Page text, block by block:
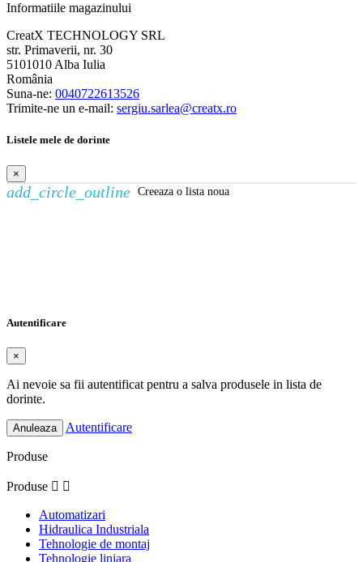
Informatiile magazinului
CreatX TECHNOLOGY SRL
str. Primaverii, nr. 30
5101010 Alba Iulia
România
Suna-ne: 0040722613526
Trimite-ne un e-mail: sergiu.sarlea@creatx.ro
Listele mele de dorinte
×
add_circle_outline Creeaza o lista noua
Autentificare
×
Ai nevoie sa fii autentificat pentru a salva produsele in lista de
dorinte.
Anuleaza Autentificare
Produse
Produse  
Automatizari
Hidraulica Industriala
Tehnologie de montaj
Tehnologie liniara